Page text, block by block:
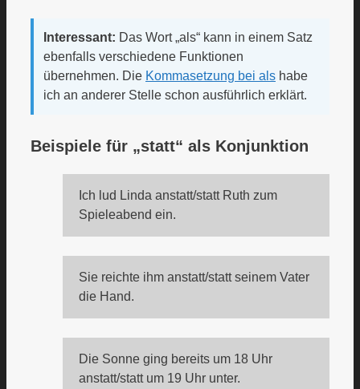
Interessant: Das Wort „als“ kann in einem Satz
ebenfalls verschiedene Funktionen
übernehmen. Die Kommasetzung bei als habe
ich an anderer Stelle schon ausführlich erklärt.
Beispiele für „statt“ als Konjunktion
Ich lud Linda anstatt/statt Ruth zum
Spieleabend ein.
Sie reichte ihm anstatt/statt seinem Vater
die Hand.
Die Sonne ging bereits um 18 Uhr
anstatt/statt um 19 Uhr unter.